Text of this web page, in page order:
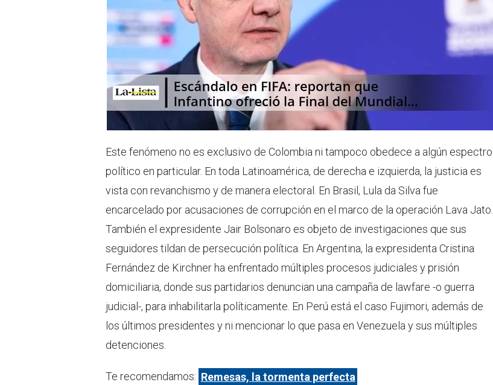
Este fenómeno no es exclusivo de Colombia ni tampoco obedece a algún espectro
político en particular. En toda Latinoamérica, de derecha e izquierda, la justicia es
vista con revanchismo y de manera electoral. En Brasil, Lula da Silva fue
encarcelado por acusaciones de corrupción en el marco de la operación Lava Jato.
También el expresidente Jair Bolsonaro es objeto de investigaciones que sus
seguidores tildan de persecución política. En Argentina, la expresidenta Cristina
Fernández de Kirchner ha enfrentado múltiples procesos judiciales y prisión
domiciliaria, donde sus partidarios denuncian una campaña de lawfare -o guerra
judicial-, para inhabilitarla políticamente. En Perú está el caso Fujimori, además de
los últimos presidentes y ni mencionar lo que pasa en Venezuela y sus múltiples
detenciones.
Te recomendamos: Remesas, la tormenta perfecta